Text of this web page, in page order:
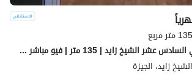
135 متر مربع
شقة للإيجار في الحي السادس عشر الشيخ زايد | 135 متر | فيو مباشر على مزار مول
زايد، الجيزة